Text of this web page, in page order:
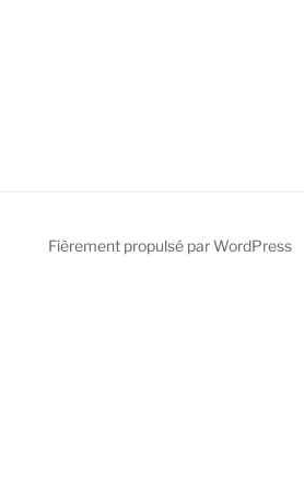
Fièrement propulsé par WordPress